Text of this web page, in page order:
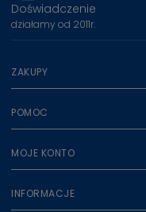
Doświadczenie
działamy od 2011r.
ZAKUPY
POMOC
MOJE KONTO
INFORMACJE